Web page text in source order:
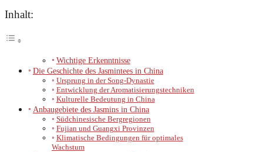
Inhalt:
Wichtige Erkenntnisse
Die Geschichte des Jasmintees in China
Ursprung in der Song-Dynastie
Entwicklung der Aromatisierungstechniken
Kulturelle Bedeutung in China
Anbaugebiete des Jasmins in China
Südchinesische Bergregionen
Fujian und Guangxi Provinzen
Klimatische Bedingungen für optimales
Wachstum